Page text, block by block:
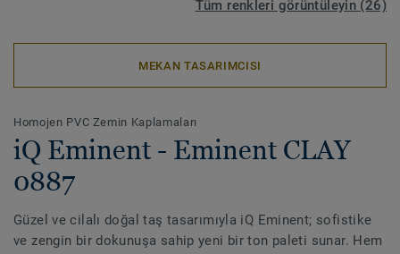
Tüm renkleri görüntüleyin (26)
MEKAN TASARIMCISI
Homojen PVC Zemin Kaplamaları
iQ Eminent - Eminent CLAY
0887
Güzel ve cilalı doğal taş tasarımıyla iQ Eminent; sofistike
ve zengin bir dokunuşa sahip yeni bir ton paleti sunar. Hem